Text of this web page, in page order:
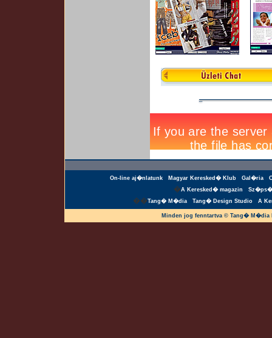
On-line aj�nlatunk Magyar Keresked� Klub Gal�ria
�A Keresked� magazin
��Tang� M�dia Tang� Design Studio A
Minden jog fenntartva © Tang�